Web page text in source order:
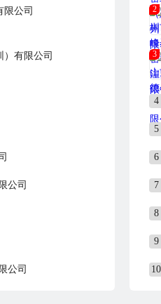
限公司
有限公司
公司
公司
2
3
4
5
6
7
8
9
10